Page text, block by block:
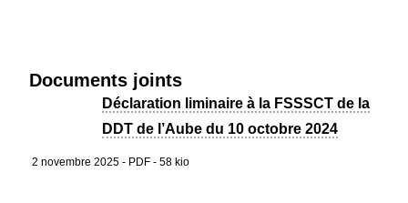
Documents joints
Déclaration liminaire à la FSSSCT de la
DDT de l’Aube du 10 octobre 2024
2 novembre 2025 - PDF - 58 kio